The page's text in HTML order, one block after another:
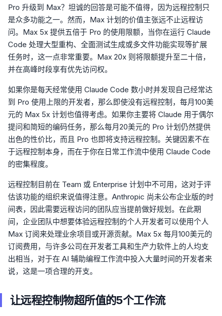
Pro 升级到 Max？坦诚的回答是可能不值得，因为远程控制只
是众多功能之一。然而，Max 计划的价值主张远不止远程访
问。Max 5x 提供五倍于 Pro 的使用限额，当你在运行 Claude
Code 处理大型重构、全面测试生成或多文件功能实现等扩展
任务时，这一点非常重要。Max 20x 则将限额提升至二十倍，
并在高峰时段享有优先访问权。
如果你是每天经常使用 Claude Code 数小时并发现自己经常达
到 Pro 使用上限的开发者，那么即使没有远程控制，每月100美
元的 Max 5x 计划也值得考虑。如果你主要将 Claude 用于偶尔
提问和简短的编码任务，那么每月20美元的 Pro 计划仍然提供
出色的性价比，而且 Pro 也即将支持远程控制。关键因素不在
于远程控制本身，而在于你在日常工作流中使用 Claude Code
的密集程度。
远程控制目前在 Team 或 Enterprise 计划中不可用，这对于评
估该功能的组织来说值得注意。Anthropic 尚未公布企业版的时
间表，因此需要远程访问的团队应当提前做好规划。在此期
间，企业团队中想要体验远程控制的个人开发者可以使用个人
Max 订阅来处理业余项目或开源贡献。Max 5x 每月100美元的
订阅费用，与许多公司在开发者工具和生产力软件上的人均支
出相当，对于在 AI 辅助编程工作流中投入大量时间的开发者来
说，这是一项合理的开支。
让远程控制物超所值的5个工作流